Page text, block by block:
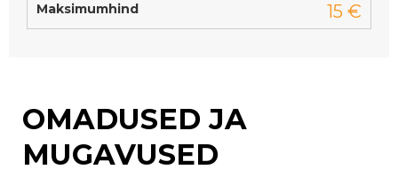
Maksimumhind 15 €
OMADUSED JA
MUGAVUSED